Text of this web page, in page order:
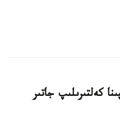
كەلتىرىلىپ جاتىر